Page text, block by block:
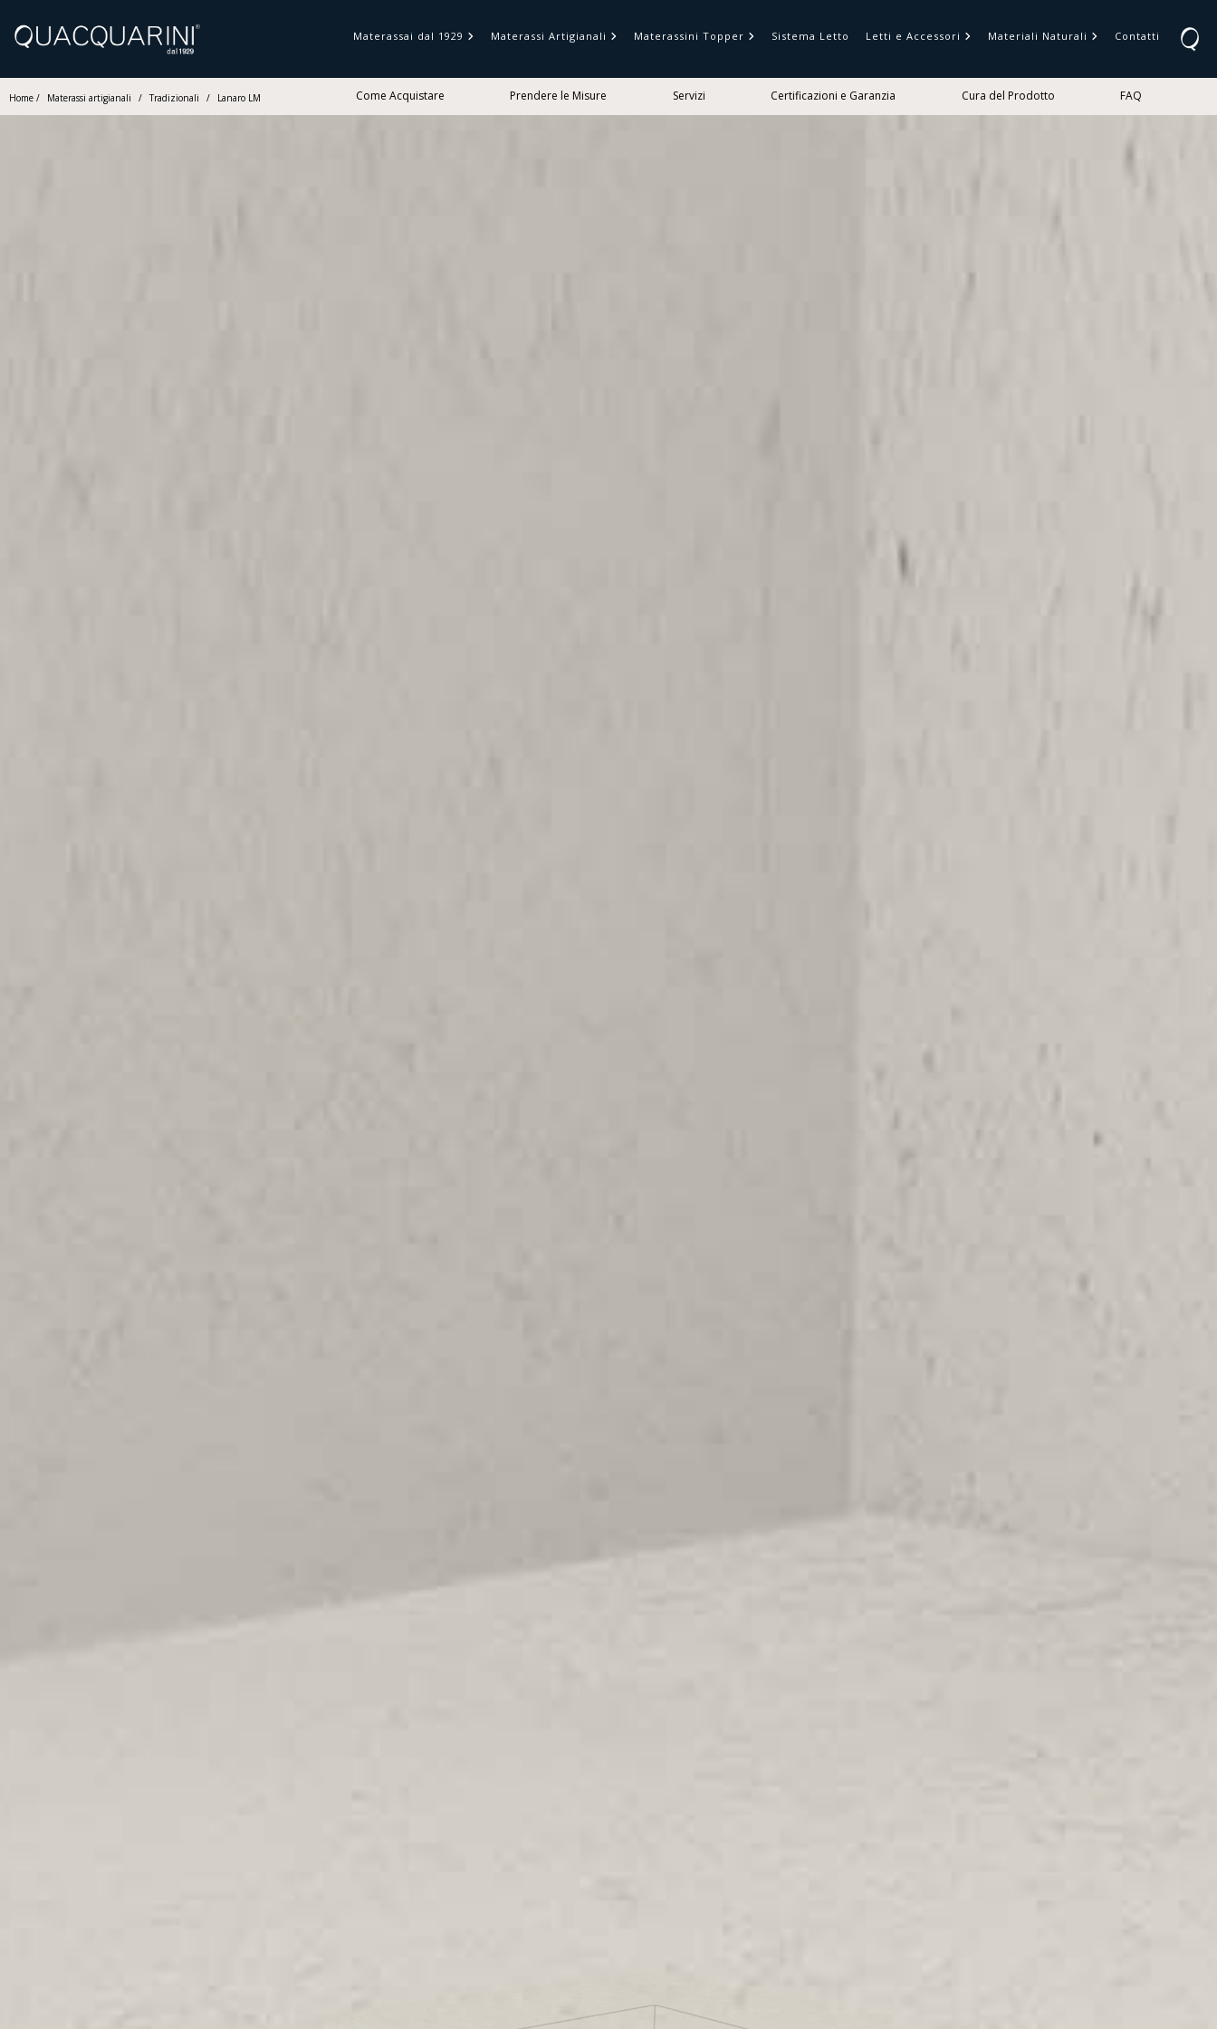
Materassai dal 1929 Materassi Artigianali Materassini Topper Sistema Letto Letti e Accessori Materiali Naturali Contatti
Home / Materassi artigianali / Tradizionali / Lanaro LM Come Acquistare Prendere le Misure Servizi Certificazioni e Garanzia Cura del Prodotto FAQ